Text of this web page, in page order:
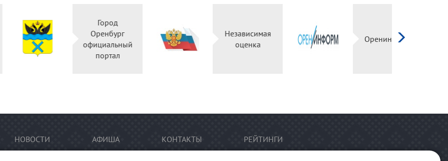
Правительство
Оренбургской
области
Оренбург
официальный
Независимая
оценка
НОВОСТИ АФИША КОНТАКТЫ РЕЙТИНГИ